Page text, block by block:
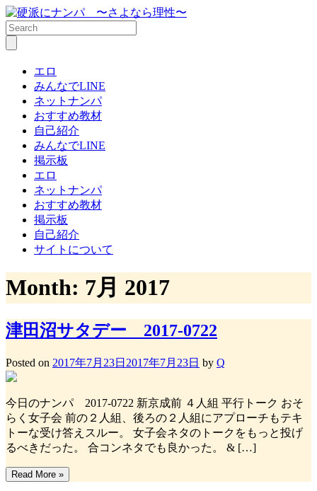
エロ
みんなでLINE
ネットナンパ
おすすめ教材
自己紹介
みんなでLINE
掲示板
エロ
ネットナンパ
おすすめ教材
掲示板
自己紹介
サイトについて
Month: 7月 2017
津田沼サタデー 2017-0722
Posted on 2017年7月23日 2017年7月23日 by Q
今日のナンパ 2017-0722 新京成前 ４人組 平行トーク おそ
らく女子会 前の２人組、後ろの２人組にアプローチもテキ
トーな受け答えスルー。 女子会ネタのトークをもっと投げ
るべきだった。 合コンネタでも良かった。 & […]
Read More »